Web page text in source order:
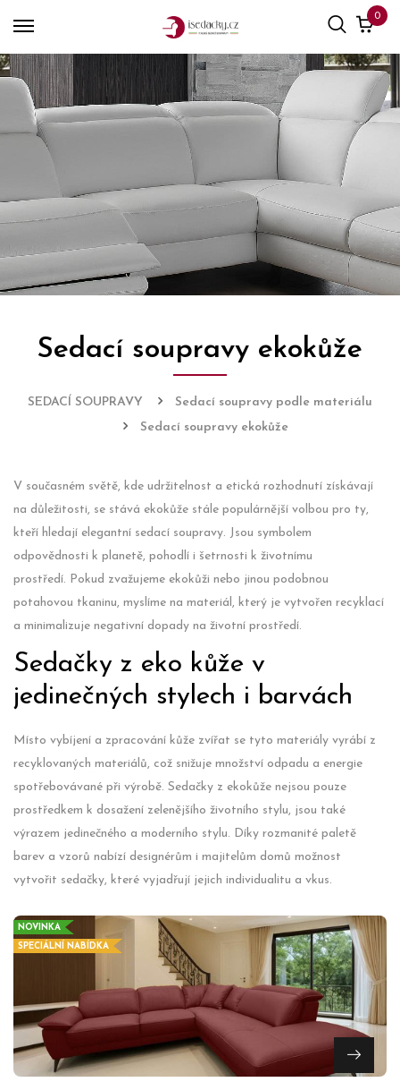
0
Sedací soupravy ekokůže
SEDACÍ SOUPRAVY
Sedací soupravy podle materiálu
Sedací soupravy ekokůže
V současném světě, kde udržitelnost a etická rozhodnutí získávají
na důležitosti, se stává ekokůže stále populárnější volbou pro ty,
kteří hledají elegantní sedací soupravy. Jsou symbolem
odpovědnosti k planetě, pohodlí i šetrnosti k životnímu
prostředí. Pokud zvažujeme ekokůži nebo jinou podobnou
potahovou tkaninu, myslíme na materiál, který je vytvořen recyklací
a minimalizuje negativní dopady na životní prostředí.
Sedačky z eko kůže v
jedinečných stylech i barvách
Místo vybíjení a zpracování kůže zvířat se tyto materiály vyrábí z
recyklovaných materiálů, což snižuje množství odpadu a energie
spotřebovávané při výrobě. Sedačky z ekokůže nejsou pouze
prostředkem k dosažení zelenějšího životního stylu, jsou také
výrazem jedinečného a moderního stylu. Díky rozmanité paletě
barev a vzorů nabízí designérům i majitelům domů možnost
vytvořit sedačky, které vyjadřují jejich individualitu a vkus.
NOVINKA
SPECIÁLNÍ NABÍDKA